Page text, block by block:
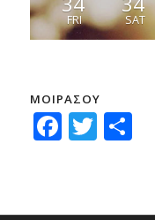
FRI SAT
ΜΟΙΡΑΣΟΥ